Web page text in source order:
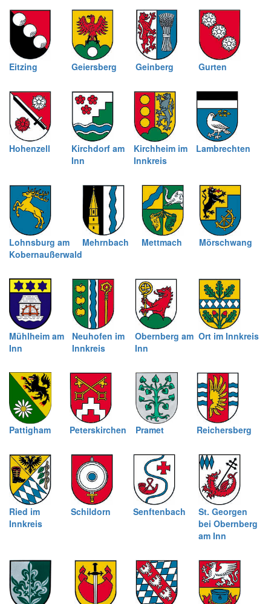
Eitzing Geiersberg Geinberg Gurten
Hohenzell
Kirchdorf am
Inn
Kirchheim im
Innkreis
Lambrechten
Lohnsburg am
Kobernaußerwald
Mehrnbach Mettmach Mörschwang
Mühlheim am
Inn
Neuhofen im
Innkreis
Obernberg am
Inn
Ort im Innkreis
Pattigham Peterskirchen Pramet Reichersberg
Ried im
Innkreis
Schildorn Senftenbach
St. Georgen
bei Obernberg
am Inn